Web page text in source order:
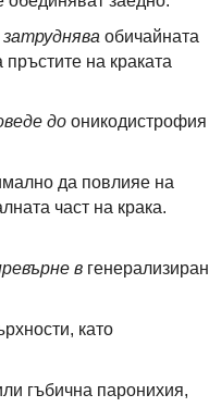
затруднява обичайната
на краката
до оникодистрофия
да повлияе на
част на крака.
в генерализиран
като
гъбична паронихия,